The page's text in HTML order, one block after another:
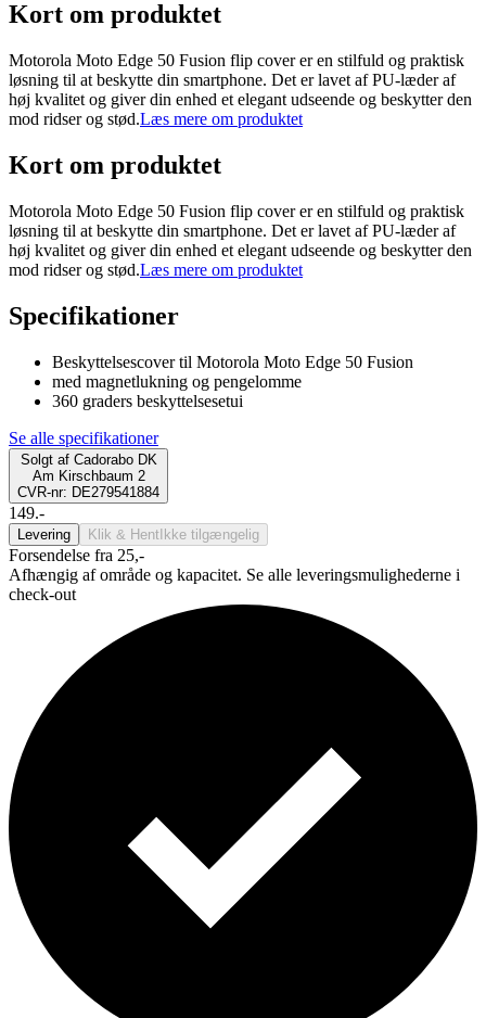
Kort om produktet
Motorola Moto Edge 50 Fusion flip cover er en stilfuld og praktisk
løsning til at beskytte din smartphone. Det er lavet af PU-læder af
høj kvalitet og giver din enhed et elegant udseende og beskytter den
mod ridser og stød.Læs mere om produktet
Kort om produktet
Motorola Moto Edge 50 Fusion flip cover er en stilfuld og praktisk
løsning til at beskytte din smartphone. Det er lavet af PU-læder af
høj kvalitet og giver din enhed et elegant udseende og beskytter den
mod ridser og stød.Læs mere om produktet
Specifikationer
Beskyttelsescover til Motorola Moto Edge 50 Fusion
med magnetlukning og pengelomme
360 graders beskyttelsesetui
Se alle specifikationer
Solgt af Cadorabo DK
Am Kirschbaum 2
CVR-nr: DE279541884
149.-
Levering Klik & Hent Ikke tilgængelig
Forsendelse fra 25,-
Afhængig af område og kapacitet. Se alle leveringsmulighederne i
check-out